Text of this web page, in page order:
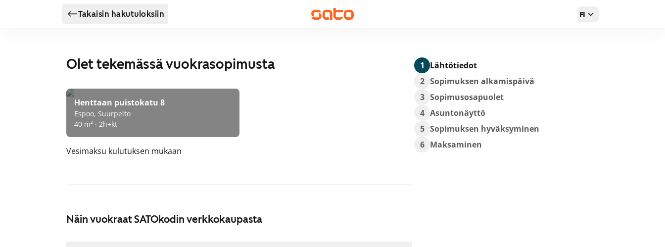
Takaisin hakutuloksiin FI
Olet tekemässä vuokrasopimusta
Henttaan puistokatu 8
Espoo, Suurpelto
40 m² · 2h+kt
Vesimaksu kulutuksen mukaan
Näin vuokraat SATOkodin verkkokaupasta
1
Lähtötiedot
2 Sopimuksen alkamispäivä
3 Sopimusosapuolet
4 Asuntonäyttö
5 Sopimuksen hyväksyminen
6 Maksaminen